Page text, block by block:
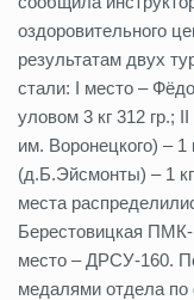
оздоровительного
результатам двух
стали: I место –
уловом 3 кг 312 гр.;
им. Воронецкого) – 1
(д.Б.Эйсмонты) – 1
места
Берестовицкая
место – ДРСУ-160.
медалями отдела по